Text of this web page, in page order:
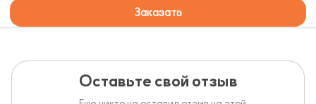
Заказать
Оставьте свой отзыв